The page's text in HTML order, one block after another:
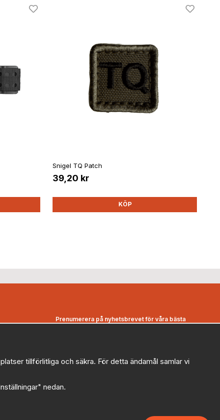
Snigel TQ Patch
39,20 kr
KÖP
Prenumerera på nyhetsbrevet för våra bästa
De uppgifter du matar in kommer endast användas till våra
tillförlitliga och säkra. För detta ändamål samlar vi
nedan.